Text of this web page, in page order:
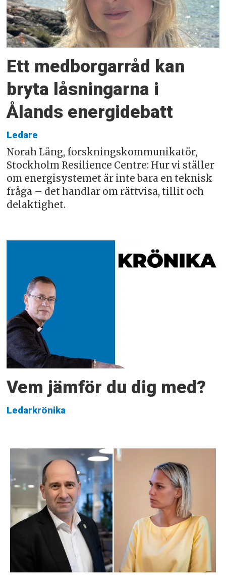
Ett medborgarråd kan
bryta låsningarna i
Ålands energidebatt
Ledare
Norah Lång, forskningskommunikatör,
Stockholm Resilience Centre: Hur vi ställer
om energisystemet är inte bara en teknisk
fråga – det handlar om rättvisa, tillit och
delaktighet.
Vem jämför du dig med?
Ledarkrönika